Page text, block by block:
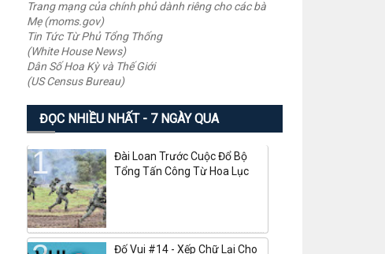
Trang mạng của chính phủ dành riêng cho các bà
Mẹ (moms.gov)
Tin Tức Từ Phủ Tổng Thống
(White House News)
Dân Số Hoa Kỳ và Thế Giới
(US Census Bureau)
ĐỌC NHIỀU NHẤT - 7 NGÀY QUA
Đài Loan Trước Cuộc Đổ Bộ
Tổng Tấn Công Từ Hoa Lục
Đố Vui #14 - Xếp Chữ Lại Cho